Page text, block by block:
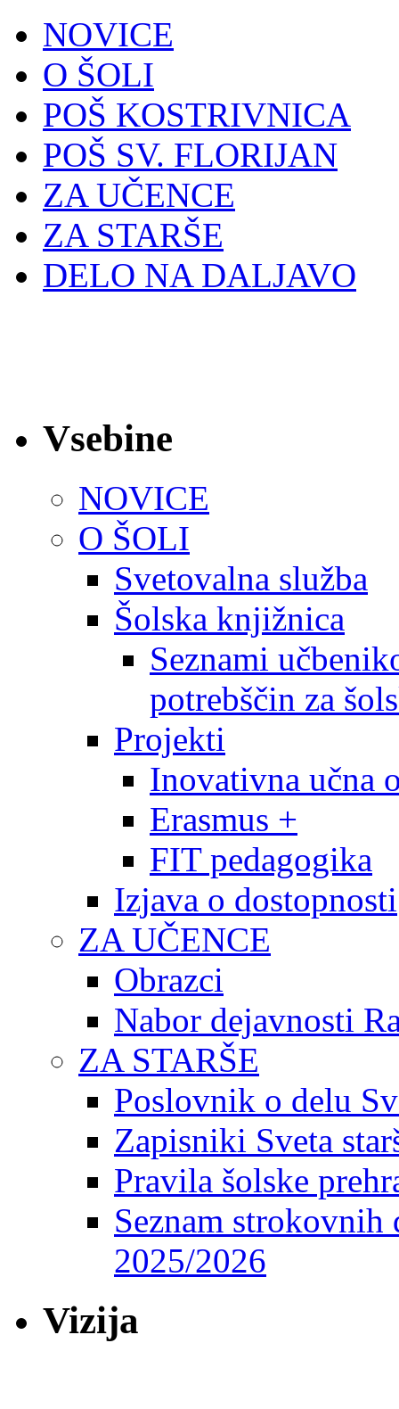
NOVICE
O ŠOLI
POŠ KOSTRIVNICA
POŠ SV. FLORIJAN
ZA UČENCE
ZA STARŠE
DELO NA DALJAVO
Vsebine
NOVICE
O ŠOLI
Svetovalna služba
Šolska knjižnica
Seznami
potrebščin za
Projekti
Inovativna učna
Erasmus +
FIT pedagogika
Izjava o dostopnosti
ZA UČENCE
Obrazci
Nabor dejavnosti
ZA STARŠE
Poslovnik o delu
Zapisniki Sveta
Pravila šolske
Seznam
2025/2026
Vizija